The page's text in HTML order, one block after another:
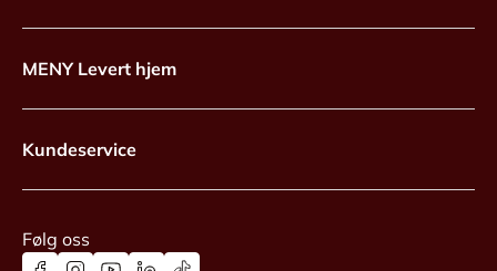
MENY Levert hjem
Kundeservice
Følg oss